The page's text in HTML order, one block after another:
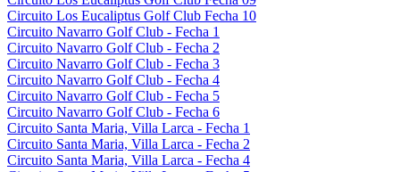
Circuito Los Eucaliptus Golf Club Fecha 10
Circuito Navarro Golf Club - Fecha 1
Circuito Navarro Golf Club - Fecha 2
Circuito Navarro Golf Club - Fecha 3
Circuito Navarro Golf Club - Fecha 4
Circuito Navarro Golf Club - Fecha 5
Circuito Navarro Golf Club - Fecha 6
Circuito Santa Maria, Villa Larca - Fecha 1
Circuito Santa Maria, Villa Larca - Fecha 2
Circuito Santa Maria, Villa Larca - Fecha 4